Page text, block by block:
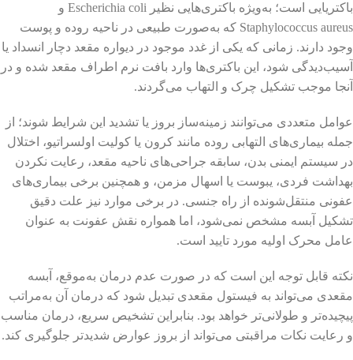
باکتریایی است؛ به‌ویژه باکتری‌هایی نظیر Escherichia coli و
Staphylococcus aureus که به‌صورت طبیعی در ناحیه روده و پوست
وجود دارند. زمانی که یکی از غدد موجود در دیواره مقعد دچار انسداد یا
آسیب‌دیدگی شود، این باکتری‌ها وارد بافت نرم اطراف مقعد شده و در
آنجا موجب تشکیل چرک و التهاب می‌گردند.
عوامل متعددی می‌توانند زمینه‌ساز بروز یا تشدید این شرایط شوند؛ از
جمله بیماری‌های التهابی روده مانند کرون یا کولیت اولسراتیو، اختلال
در سیستم ایمنی بدن، سابقه جراحی‌های ناحیه مقعد، رعایت نکردن
بهداشت فردی، یبوست یا اسهال مزمن، و همچنین برخی بیماری‌های
عفونی منتقل‌شونده از راه جنسی. در برخی موارد نیز علت دقیق
تشکیل آبسه مشخص نمی‌شود، اما همواره نقش عفونت به عنوان
عامل محرک اولیه مورد تایید است.
نکته قابل توجه این است که در صورت عدم درمان به‌موقع، آبسه
مقعدی می‌تواند به فیستول مقعدی تبدیل شود که درمان آن به‌مراتب
پیچیده‌تر و طولانی‌تر خواهد بود. بنابراین تشخیص سریع، درمان مناسب
و رعایت نکات مراقبتی می‌تواند از بروز عوارض شدیدتر جلوگیری کند.